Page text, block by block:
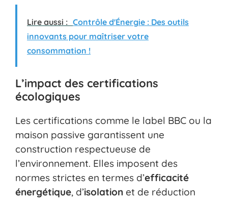
Lire aussi : Contrôle d'Énergie : Des outils
innovants pour maîtriser votre
consommation !
L’impact des certifications
écologiques
Les certifications comme le label BBC ou la
maison passive garantissent une
construction respectueuse de
l’environnement. Elles imposent des
normes strictes en termes d’efficacité
énergétique, d’isolation et de réduction